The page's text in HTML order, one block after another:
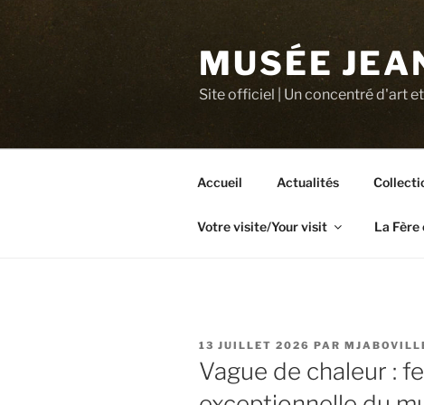
contenu
MUSÉE
Site officiel | Un concentré d'art
Accueil Actualités
Votre visite/Your visit La
PUBLIÉ
LE
13 JUILLET 2026 PAR
Vague de chaleur :